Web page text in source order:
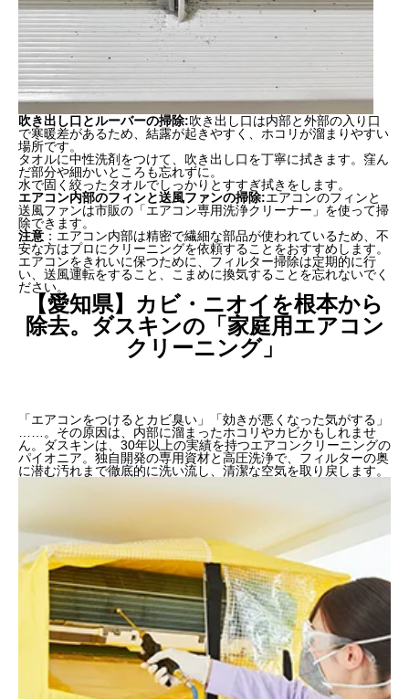
吹き出し口とルーバーの掃除:吹き出し口は内部と外部の入り口
で寒暖差があるため、結露が起きやすく、ホコリが溜まりやすい
場所です。
タオルに中性洗剤をつけて、吹き出し口を丁寧に拭きます。窪ん
だ部分や細かいところも忘れずに。
水で固く絞ったタオルでしっかりとすすぎ拭きをします。
エアコン内部のフィンと送風ファンの掃除:エアコンのフィンと
送風ファンは市販の「エアコン専用洗浄クリーナー」を使って掃
除できます。
注意 ：エアコン内部は精密で繊細な部品が使われているため、不
安な方はプロにクリーニングを依頼することをおすすめします。
エアコンをきれいに保つために、フィルター掃除は定期的に行
い、送風運転をすること、こまめに換気することを忘れないでく
ださい。
【愛知県】カビ・ニオイを根本から
除去。ダスキンの「家庭用エアコン
クリーニング」
「エアコンをつけるとカビ臭い」「効きが悪くなった気がする」
……。その原因は、内部に溜まったホコリやカビかもしれませ
ん。ダスキンは、30年以上の実績を持つエアコンクリーニングの
パイオニア。独自開発の専用資材と高圧洗浄で、フィルターの奥
に潜む汚れまで徹底的に洗い流し、清潔な空気を取り戻します。